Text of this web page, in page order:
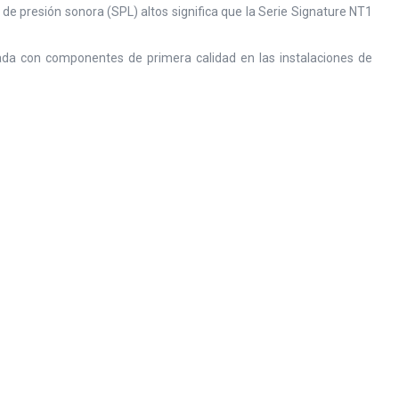
presión sonora (SPL) altos significa que la Serie Signature NT1
con componentes de primera calidad en las instalaciones de